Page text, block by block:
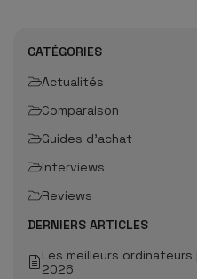
CATÉGORIES
Actualités
Comparaison
Guides d'achat
Interviews
Reviews
DERNIERS ARTICLES
Les meilleurs
2026